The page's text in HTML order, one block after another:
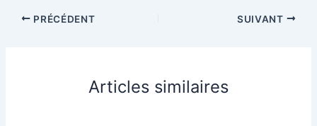
PRÉCÉDENT SUIVANT
Articles similaires